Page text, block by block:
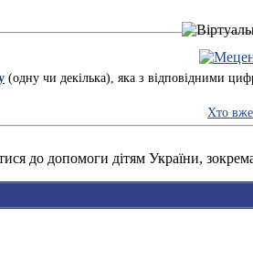
(одну чи декілька), яка з відповідними
Хто
до допомоги дітям України,